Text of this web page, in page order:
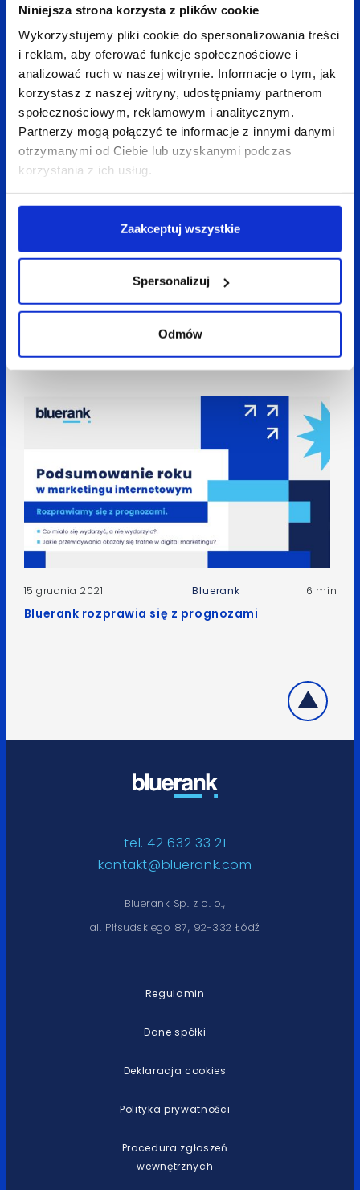
Niniejsza strona korzysta z plików cookie
Wykorzystujemy pliki cookie do spersonalizowania treści
i reklam, aby oferować funkcje społecznościowe i
analizować ruch w naszej witrynie. Informacje o tym, jak
korzystasz z naszej witryny, udostępniamy partnerom
społecznościowym, reklamowym i analitycznym.
Partnerzy mogą połączyć te informacje z innymi danymi
otrzymanymi od Ciebie lub uzyskanymi podczas
korzystania z ich usług.
Zaakceptuj wszystkie
Spersonalizuj
Odmów
Wróć do bloga
Zobacztakże:
Marta Kusowska
15 grudnia 2021 Bluerank 6 min
Bluerank rozprawia się z prognozami
tel. 42 632 33 21
kontakt@bluerank.com
Bluerank Sp. z o. o.,
al. Piłsudskiego 87, 92-332 Łódź
Regulamin
Dane spółki
Deklaracja cookies
Polityka prywatności
Procedura zgłoszeń
wewnętrznych